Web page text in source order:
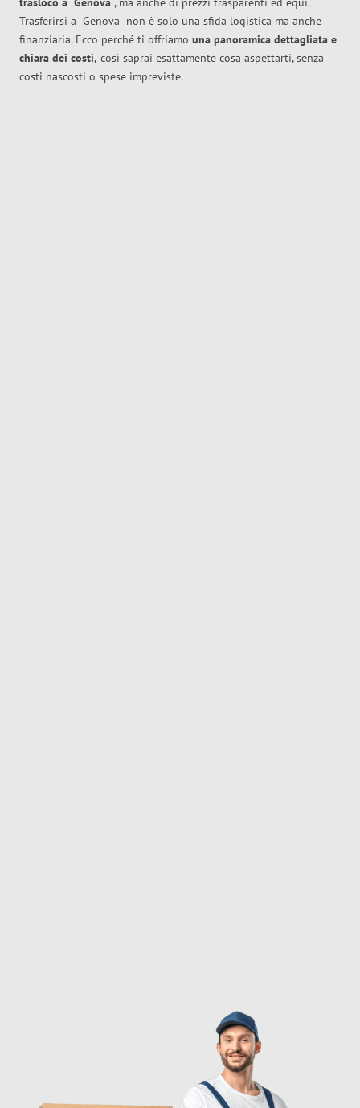
Trasferirsi a Genova non è solo una sfida logistica ma anche
finanziaria. Ecco perché ti offriamo una panoramica dettagliata e
chiara dei costi, così saprai esattamente cosa aspettarti, senza
costi nascosti o spese impreviste.